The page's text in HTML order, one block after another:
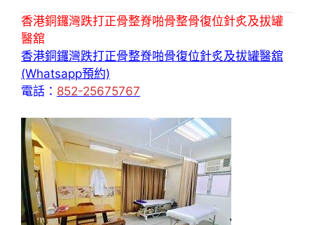
香港銅鑼灣跌打正骨整脊啪骨整骨復位針炙及拔罐
醫舘
香港銅鑼灣跌打正骨整脊啪骨復位針炙及拔罐醫舘
(Whatsapp預約)
電話： 852-25675767